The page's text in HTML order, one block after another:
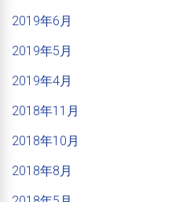
2019年6月
2019年5月
2019年4月
2018年11月
2018年10月
2018年8月